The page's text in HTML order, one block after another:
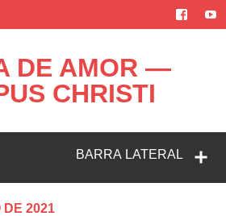
DE AMOR —
CHRISTI
BARRA LATERAL
DE 2021